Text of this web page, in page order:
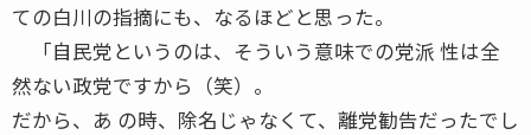
ての白川の指摘にも、なるほどと思った。
「自民党というのは、そういう意味での党派 性は全
然ない政党ですから（笑）。
だから、あ の時、除名じゃなくて、離党勧告だったでし